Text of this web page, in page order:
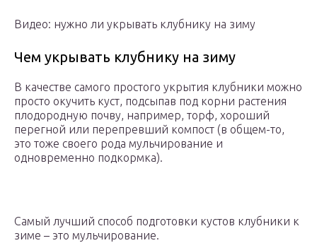
Видео: нужно ли укрывать клубнику на зиму
Чем укрывать клубнику на зиму
В качестве самого простого укрытия клубники можно
просто окучить куст, подсыпав под корни растения
плодородную почву, например, торф, хороший
перегной или перепревший компост (в общем-то,
это тоже своего рода мульчирование и
одновременно подкормка).
Самый лучший способ подготовки кустов клубники к
зиме – это мульчирование.